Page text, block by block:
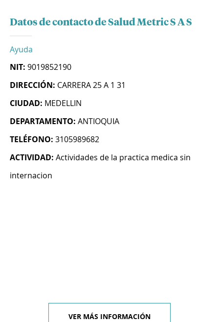
Datos de contacto de Salud Metric S A S
Ayuda
NIT: 9019852190
DIRECCIÓN: CARRERA 25 A 1 31
CIUDAD: MEDELLIN
DEPARTAMENTO: ANTIOQUIA
TELÉFONO: 3105989682
ACTIVIDAD: Actividades de la practica medica sin
internacion
VER MÁS INFORMACIÓN